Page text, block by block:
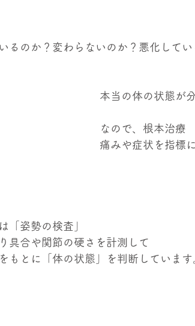
るのか？変わらないのか？悪化してい
本当の体の状態が
なので、根本治療
痛みや症状を指標
「姿勢の検査」
具合や関節の硬さを計測して
もとに「体の状態」を判断しています